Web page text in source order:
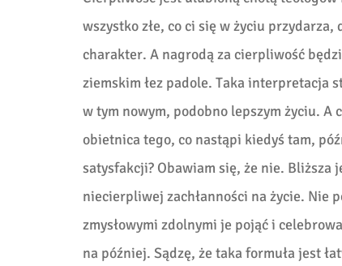
wszystko złe, co ci się w życiu
charakter. A nagrodą za cierpliwość
ziemskim łez padole. Taka interpretacja
w tym nowym, podobno lepszym życiu. A
obietnica tego, co nastąpi kiedyś tam,
satysfakcji? Obawiam się, że nie. Bliższa
niecierpliwej zachłanności na życie. Nie
zmysłowymi zdolnymi je pojąć i
na później. Sądzę, że taka formuła jest